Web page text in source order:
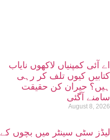
اے آئی کمپنیاں لاکھوں نایاب
کتابیں کیوں تلف کر رہی
ہیں؟ حیران کن حقیقت
سامنے آگئی
August 8, 2026
لیڈز سٹی سینٹر میں بچوں کے